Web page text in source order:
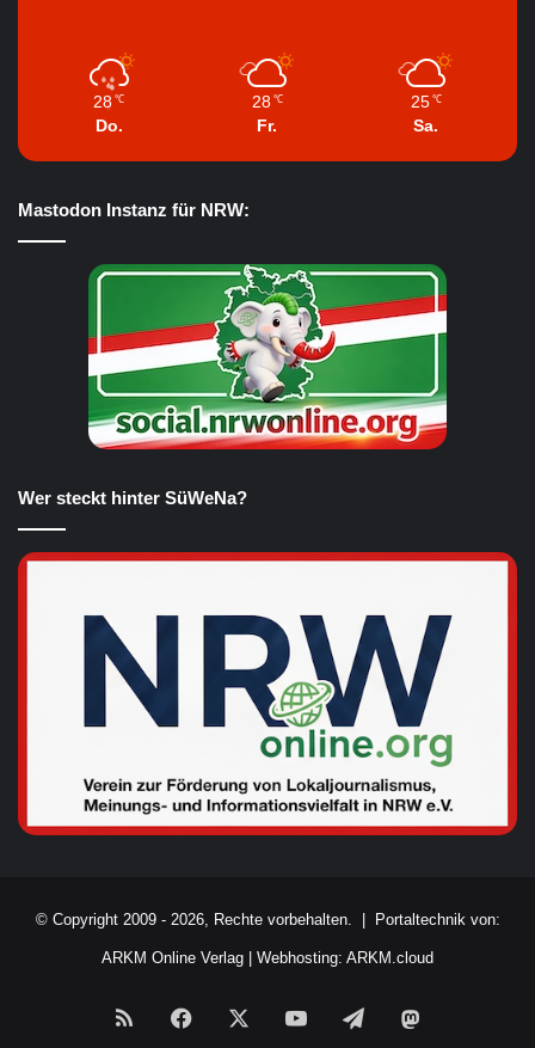
28 ℃
Do.
28 ℃
Fr.
25 ℃
Sa.
Mastodon Instanz für NRW:
Wer steckt hinter SüWeNa?
© Copyright 2009 - 2026, Rechte vorbehalten. | Portaltechnik von:
ARKM Online Verlag Webhosting: ARKM.cloud
RSS Facebook YouTubeTelegram